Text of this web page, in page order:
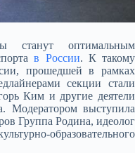
станут оптимальным
в России. К такому
прошедшей в рамках
секции стали
Ким и другие деятели
Модератором выступила
Группа Родина, идеолог
образовательного